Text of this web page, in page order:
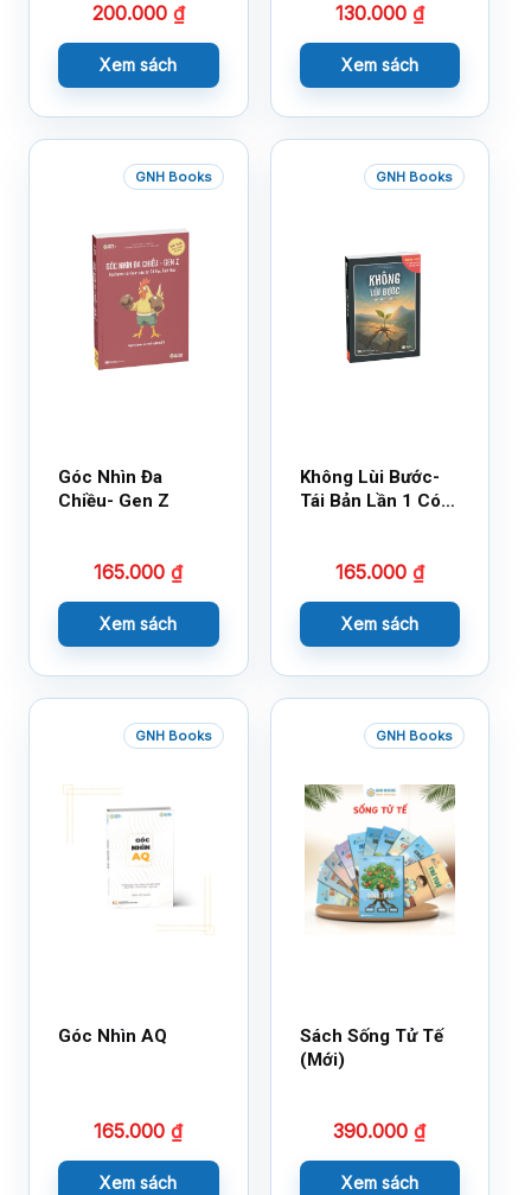
200.000 ₫
Xem sách
130.000 ₫
Xem sách
GNH Books
Góc Nhìn Đa
Chiều- Gen Z
165.000₫
Xem sách
GNH Books
Không Lùi Bước-
Tái Bản Lần 1 Có
165.000 ₫
Xem sách
GNH Books
Góc Nhìn AQ
165.000₫
Xem sách
GNH Books
Sách Sống Tử Tế
(Mới)
390.000₫
Xem sách